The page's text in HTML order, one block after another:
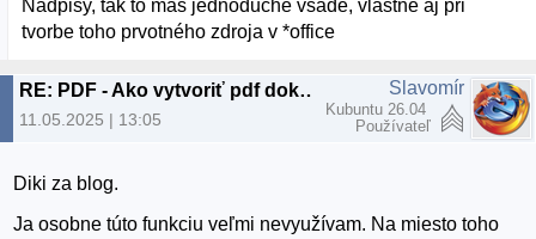
Nadpisy, tak to máš jednoduché všade, vlastne aj pri
tvorbe toho prvotného zdroja v *office
RE: PDF - Ako vytvoriť pdf dokument s "indexom"?
11.05.2025 | 13:05
Slavomír
Kubuntu 26.04
Používateľ
Diki za blog.
Ja osobne túto funkciu veľmi nevyužívam. Na miesto toho